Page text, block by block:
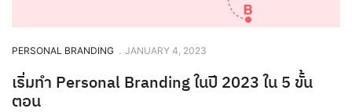
PERSONAL BRANDING . JANUARY 4, 2023
เริ่มทำ Personal Branding ในปี 2023 ใน 5 ขั้น
ตอน